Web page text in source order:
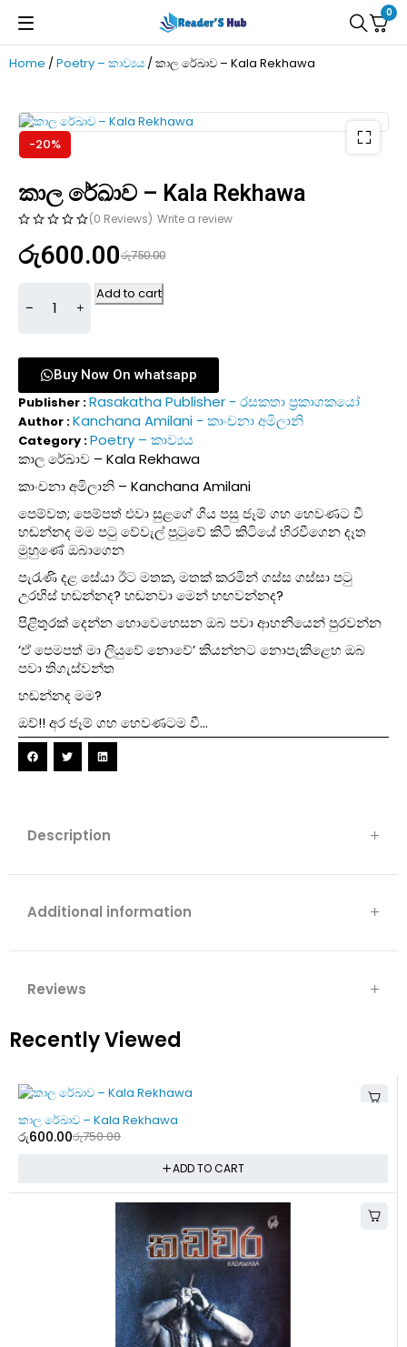
0
Home /Poetry – කාව්‍යය / කාල රේඛාව – Kala Rekhawa
-20%
කාල රේඛාව – Kala Rekhawa
(0 Reviews) Write a review
රු750.00
රු600.00
Add to cart
Buy Now On whatsapp
Publisher :Rasakatha Publisher - රසකතා ප්‍රකාශකයෝ
Author :Kanchana Amilani - කාංචනා අමිලානි
Category :Poetry – කාව්‍යය
කාල රේඛාව – Kala Rekhawa
කාංචනා අමිලානි – Kanchana Amilani
පෙම්වත; පෙම්පත් එවා සුළගේ ගිය පසු ජෑම් ගහ හෙවණට වී
හඬන්නද මම පටු වේවැල් පුටුවේ කිටි කිටියේ හිරවීගෙන දෑත
මුහුණේ ඔබාගෙන
පැරැණි දළ සේයා ඊට මතක, මතක් කරමින් ගස්ස ගස්සා පටු
උරහිස් හඬන්නද? හඬනවා මෙන් හඟවන්නද?
පිළිතුරක් දෙන්න හොවෙහෙසන ඔබ පවා ආහනියෙන් පුරවන්න
‘ඒ පෙමපත් මා ලියුවේ නොවේ’ කියන්නට නොපැකිළෙහ ඔබ
පවා තිගැස්වන්ත
හඬන්නද මම?
ඔව්!! අර ජෑම් ගහ හෙවණටම වී…
Description
Additional information
Reviews
Recently Viewed
කාල රේඛාව – Kala Rekhawa
රු750.00
රු600.00
ADD TO CART